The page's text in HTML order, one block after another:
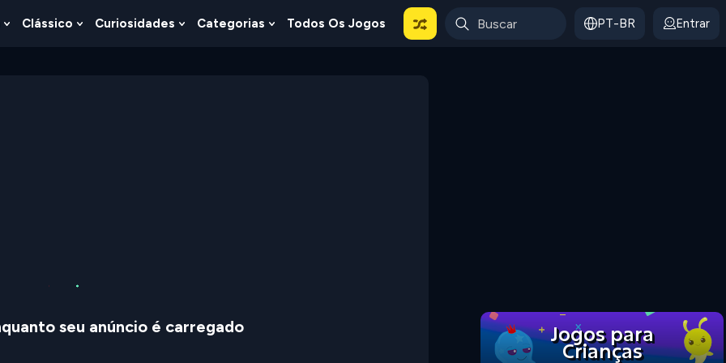
Show
Clássico Show
Curiosidades Show
Categorias Show
Todos Os Jogos PT-BR Entrar
seu anúncio é carregado Jogos para
Crianças